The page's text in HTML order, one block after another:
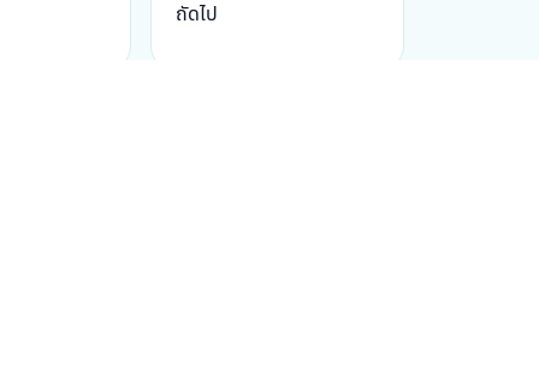
ถัดไป